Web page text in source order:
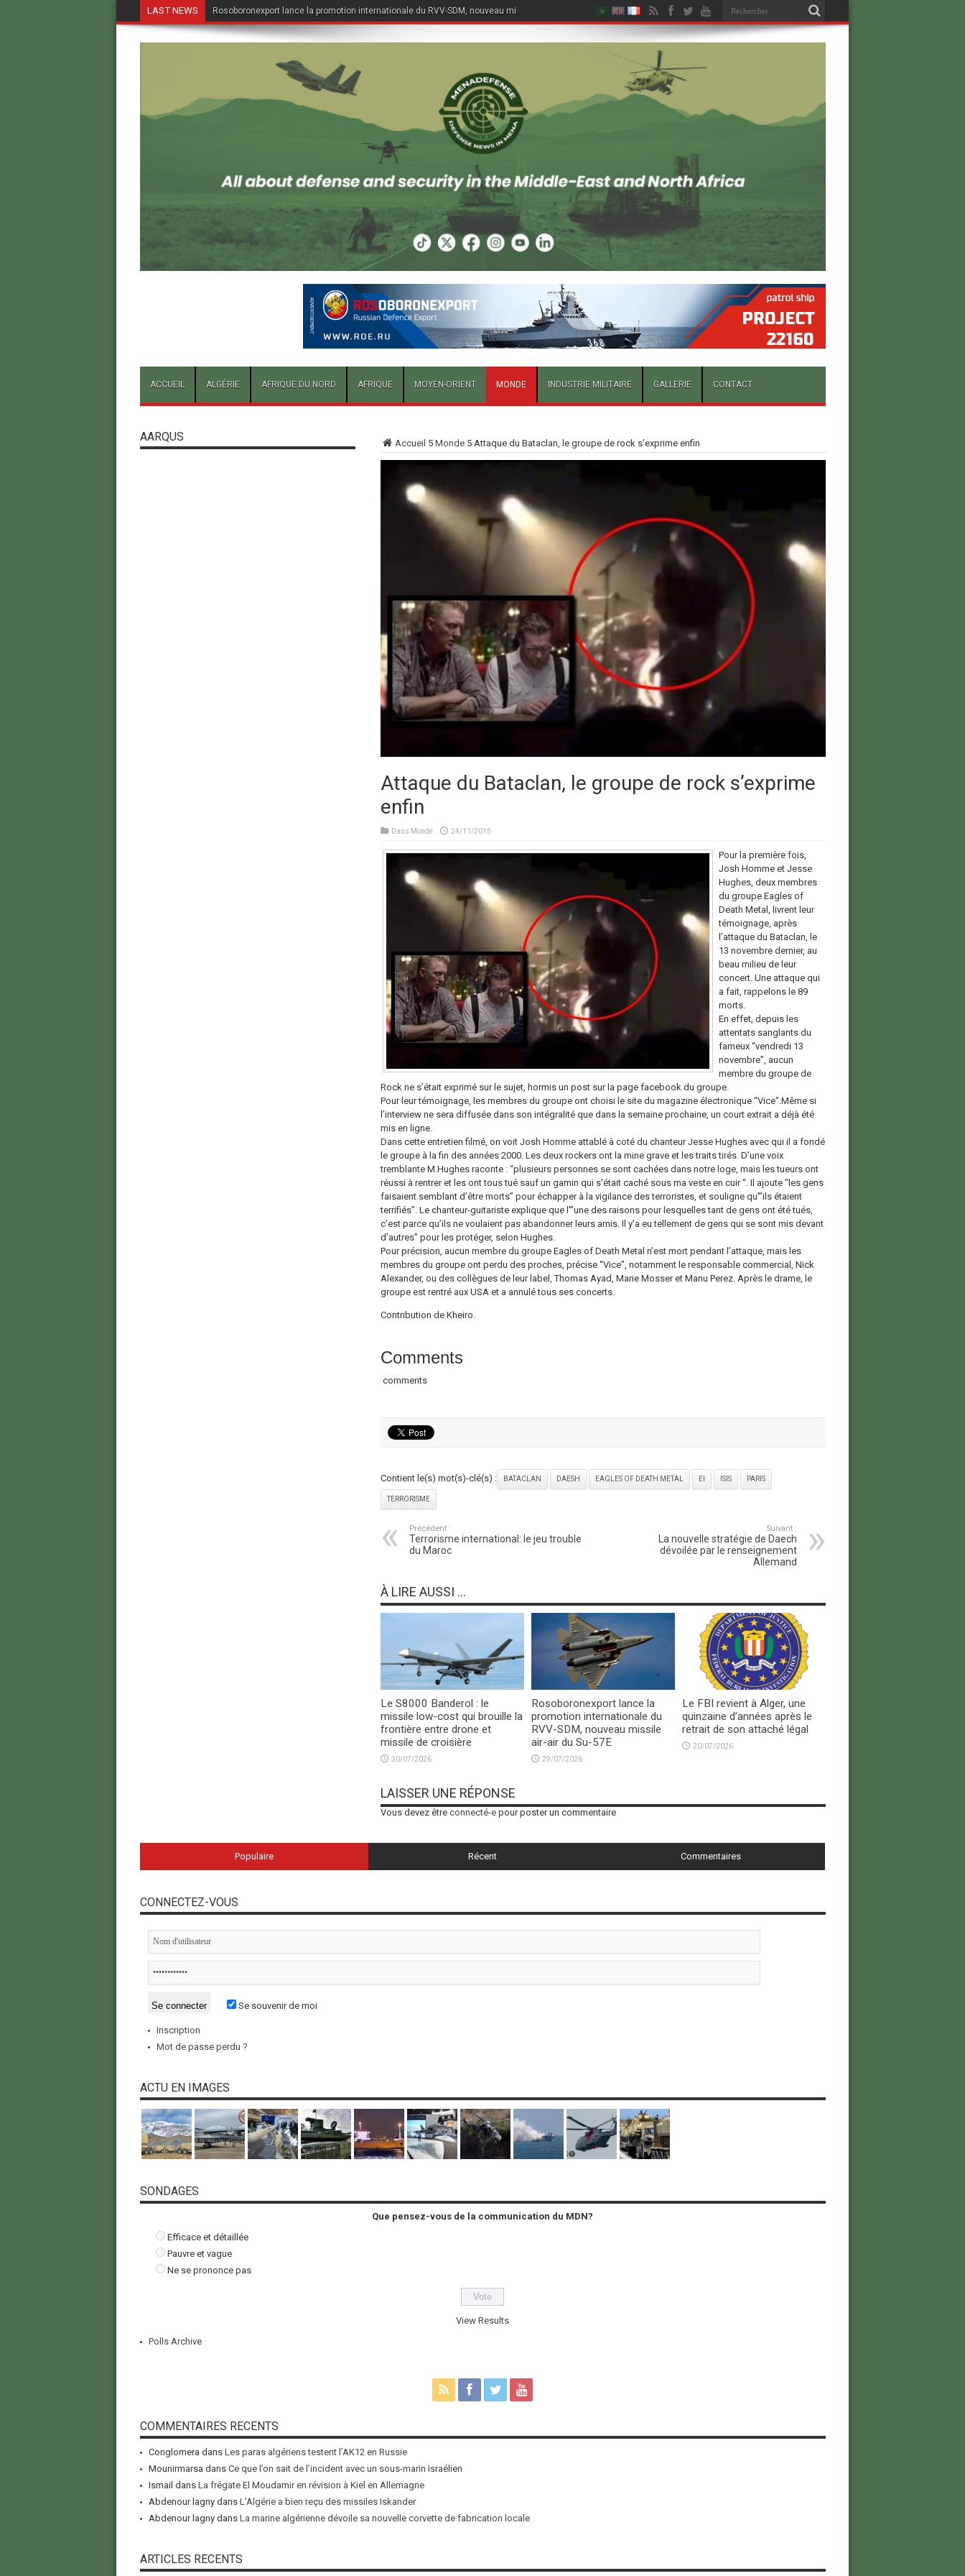
LAST NEWS Rosoboronexport lance la promotion internationale du RVV-SDM, nouveau missile air-air du Su-57E
ACCUEIL ALGÉRIE AFRIQUE DU NORD AFRIQUE MOYEN-ORIENT MONDE INDUSTRIE MILITAIRE GALLERIE CONTACT
Accueil 5 Monde5 Attaque du Bataclan, le groupe de rock s’exprime enfin
Attaque du Bataclan, le groupe de rock s’exprime
enfin
Dans Monde 24/11/2015
Pour la première fois,
Josh Homme et Jesse
Hughes, deux membres
du groupe Eagles of
Death Metal, livrent leur
témoignage, après
l’attaque du Bataclan, le
13 novembre dernier, au
beau milieu de leur
concert. Une attaque qui
a fait, rappelons le 89
morts.
En effet, depuis les
attentats sanglants du
fameux “vendredi 13
novembre”, aucun
membre du groupe de
Rock ne s’était exprimé sur le sujet, hormis un post sur la page facebook du groupe.
Pour leur témoignage, les membres du groupe ont choisi le site du magazine électronique “Vice”.Même si
l’interview ne sera diffusée dans son intégralité que dans la semaine prochaine, un court extrait a déjà été
mis en ligne.
Dans cette entretien filmé, on voit Josh Homme attablé à coté du chanteur Jesse Hughes avec qui il a fondé
le groupe à la fin des années 2000. Les deux rockers ont la mine grave et les traits tirés. D’une voix
tremblante M.Hughes raconte : “plusieurs personnes se sont cachées dans notre loge, mais les tueurs ont
réussi à rentrer et les ont tous tué sauf un gamin qui s’était caché sous ma veste en cuir “. Il ajoute “les gens
faisaient semblant d’être morts” pour échapper à la vigilance des terroristes, et souligne qu'”ils étaient
terrifiés”. Le chanteur-guitariste explique que l'”une des raisons pour lesquelles tant de gens ont été tués,
c’est parce qu’ils ne voulaient pas abandonner leurs amis. Il y’a eu tellement de gens qui se sont mis devant
d’autres” pour les protéger, selon Hughes.
Pour précision, aucun membre du groupe Eagles of Death Metal n’est mort pendant l’attaque, mais les
membres du groupe ont perdu des proches, précise “Vice”, notamment le responsable commercial, Nick
Alexander, ou des collègues de leur label, Thomas Ayad, Marie Mosser et Manu Perez. Après le drame, le
groupe est rentré aux USA et a annulé tous ses concerts.
Contribution de Kheiro.
Comments
comments
Contient le(s) mot(s)-clé(s) : BATACLAN DAESH EAGLES OF DEATH METAL EI ISIS PARIS
TERRORISME
Précédent :
Terrorisme international: le jeu trouble
du Maroc
Suivant :
La nouvelle stratégie de Daech
dévoilée par le renseignement
Allemand
À LIRE AUSSI ...
Le S8000 Banderol : le
missile low-cost qui brouille la
frontière entre drone et
missile de croisière
30/07/2026
Rosoboronexport lance la
promotion internationale du
RVV-SDM, nouveau missile
air-air du Su-57E
29/07/2026
Le FBI revient à Alger, une
quinzaine d’années après le
retrait de son attaché légal
20/07/2026
LAISSER UNE RÉPONSE
Vous devez être connecté-epour poster un commentaire
AARQUS
Populaire Récent Commentaires
CONNECTEZ-VOUS
Se souvenir de moi
Inscription
Mot de passe perdu ?
ACTU EN IMAGES
SONDAGES
Que pensez-vous de la communication du MDN?
Efficace et détaillée
Pauvre et vague
Ne se prononce pas
View Results
Polls Archive
COMMENTAIRES RECENTS
Conglomera dans Les paras algériens testent l’AK12 en Russie
Mounirmarsa dans Ce que l’on sait de l’incident avec un sous-marin Israélien
Ismail dans La frégate El Moudamir en révision à Kiel en Allemagne
Abdenour lagnydans L’Algérie a bien reçu des missiles Iskander
Abdenour lagnydans La marine algérienne dévoile sa nouvelle corvette de fabrication locale
ARTICLES RECENTS